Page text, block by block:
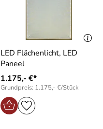
LED Flächenlicht, LED
Paneel
1.175,- €*
Grundpreis: 1.175,- €/Stück